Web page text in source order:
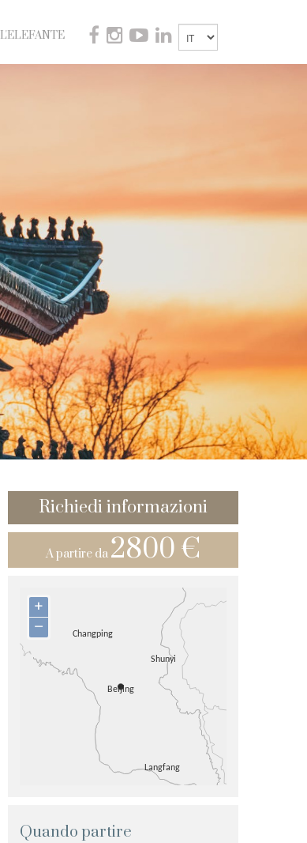
L'ELEFANTE
Richiedi informazioni
A partire da 2800 €
+
–
Quando partire